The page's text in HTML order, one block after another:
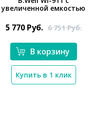
*}
увеличенной емкостью
5 770 Руб. 6 751Руб.
В корзину
Купить в 1 клик